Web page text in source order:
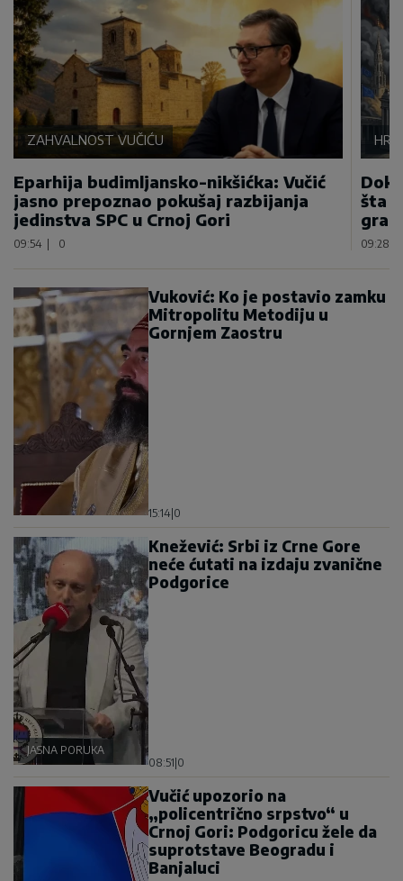
ZAHVALNOST VUČIĆU
Eparhija budimljansko-nikšićka: Vučić
jasno prepoznao pokušaj razbijanja
jedinstva SPC u Crnoj Gori
09:54 | 0
Dok
šta
09:28
Vuković: Ko je postavio zamku
Mitropolitu Metodiju u
Gornjem Zaostru
15:14|0
JASNA PORUKA
Knežević: Srbi iz Crne Gore
neće ćutati na izdaju zvanične
Podgorice
08:51|0
Vučić upozorio na
„policentrično srpstvo“ u
Crnoj Gori: Podgoricu žele da
suprotstave Beogradu i
Banjaluci